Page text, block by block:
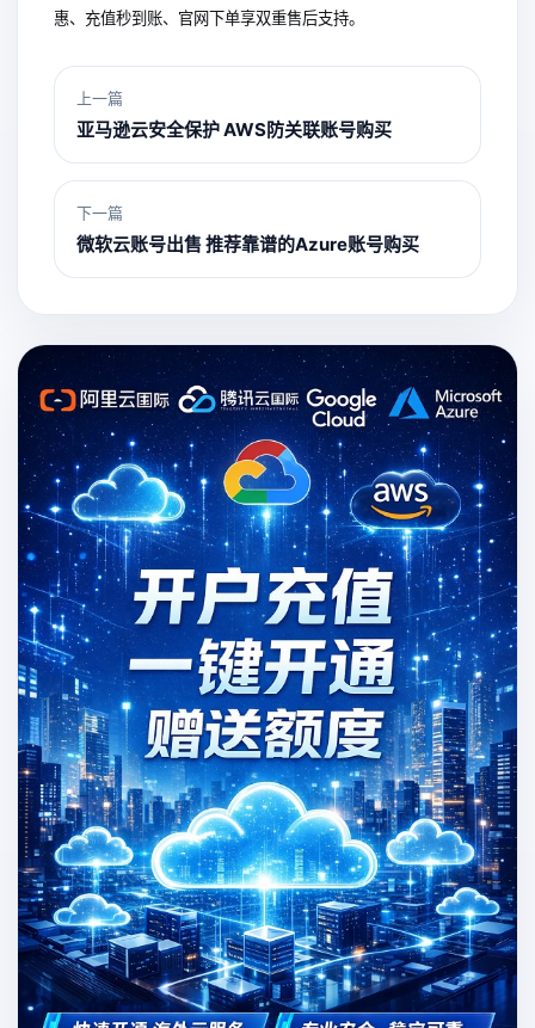
惠、充值秒到账、官网下单享双重售后支持。
上一篇
亚马逊云安全保护 AWS防关联账号购买
下一篇
微软云账号出售 推荐靠谱的Azure账号购买